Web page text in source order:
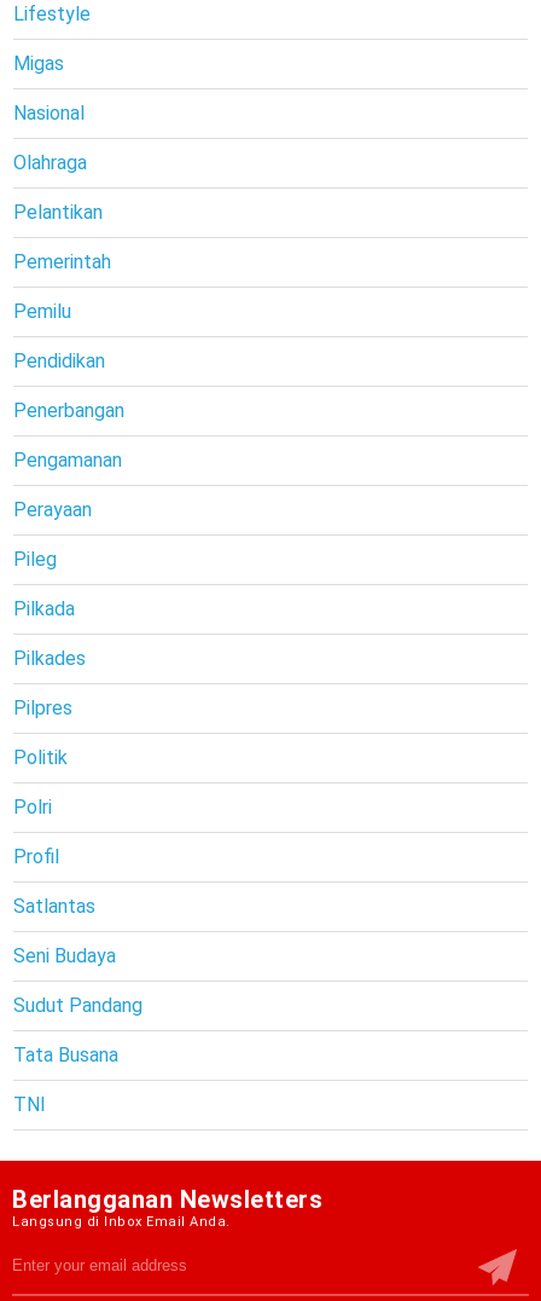
Lifestyle
Migas
Nasional
Olahraga
Pelantikan
Pemerintah
Pemilu
Pendidikan
Penerbangan
Pengamanan
Perayaan
Pileg
Pilkada
Pilkades
Pilpres
Politik
Polri
Profil
Satlantas
Seni Budaya
Sudut Pandang
Tata Busana
TNI
Berlangganan Newsletters
Langsung di Inbox Email Anda.